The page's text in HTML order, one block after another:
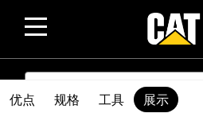
SEARCH
优点 规格 工具 展示